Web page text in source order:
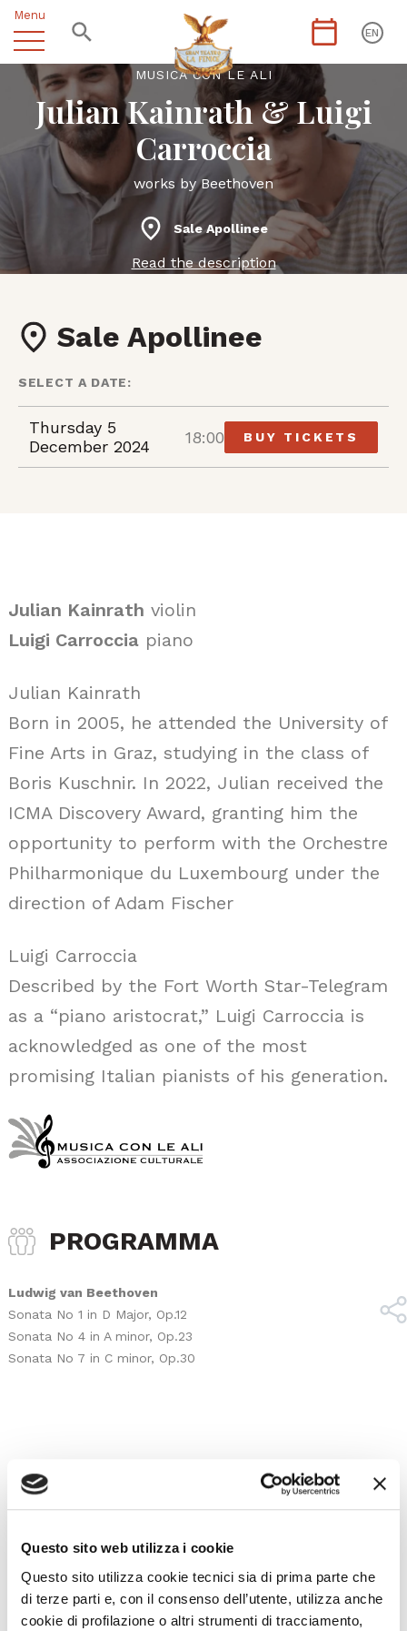
Questo sito web utilizza i cookie
Questo sito utilizza cookie tecnici sia di prima parte che
di terze parti e, con il consenso dell’utente, utilizza anche
cookie di profilazione o altri strumenti di tracciamento,
Menu
EN
MUSICA CON LE ALI
Julian Kainrath & Luigi
Carroccia
works by Beethoven
Sale Apollinee
Read the description
Sale Apollinee
SELECT A DATE:
Thursday 5
December 2024
18:00 BUY TICKETS
Julian Kainrath violin
Luigi Carroccia piano
Julian Kainrath
Born in 2005, he attended the University of
Fine Arts in Graz, studying in the class of
Boris Kuschnir. In 2022, Julian received the
ICMA Discovery Award, granting him the
opportunity to perform with the Orchestre
Philharmonique du Luxembourg under the
direction of Adam Fischer
Luigi Carroccia
Described by the Fort Worth Star-Telegram
as a “piano aristocrat,” Luigi Carroccia is
acknowledged as one of the most
promising Italian pianists of his generation.
PROGRAMMA
Ludwig van Beethoven
Sonata No 1 in D Major, Op.12
Sonata No 4 in A minor, Op.23
Sonata No 7 in C minor, Op.30
Upcoming events
WHAT'S ON